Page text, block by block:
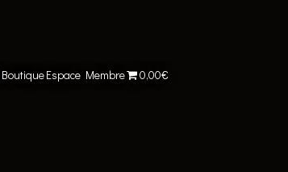
BoutiqueEspace Membre 0,00€